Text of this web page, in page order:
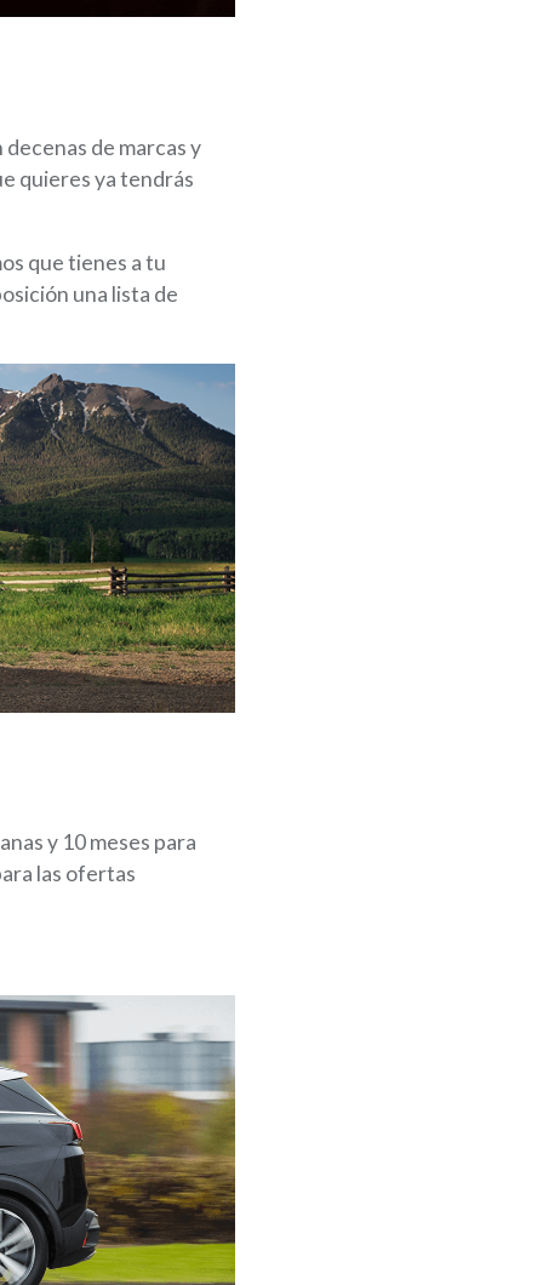
de marcas y
quieres ya tendrás
que tienes a tu
una lista de
y 10 meses para
las ofertas